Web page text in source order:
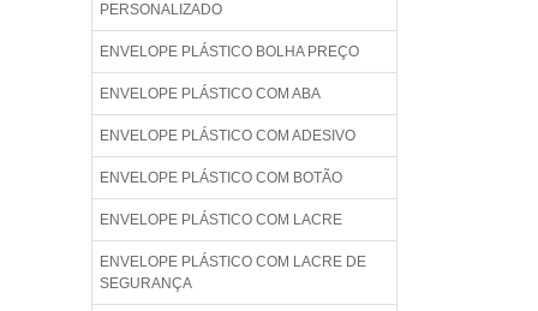
PERSONALIZADO
ENVELOPE PLÁSTICO BOLHA PREÇO
ENVELOPE PLÁSTICO COM ABA
ENVELOPE PLÁSTICO COM ADESIVO
ENVELOPE PLÁSTICO COM BOTÃO
ENVELOPE PLÁSTICO COM LACRE
ENVELOPE PLÁSTICO COM LACRE DE
SEGURANÇA